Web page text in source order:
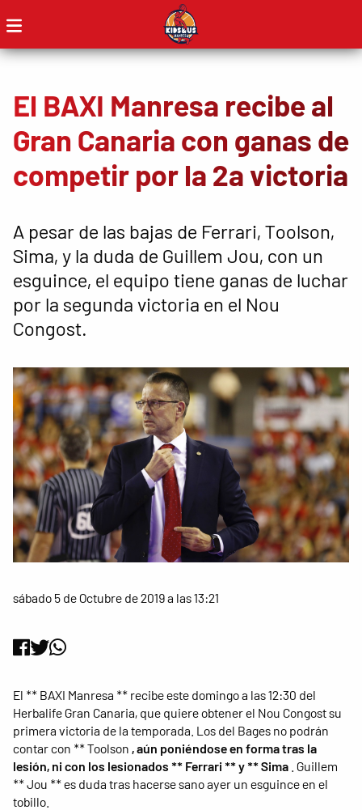
El BAXI Manresa recibe al
Gran Canaria con ganas de
competir por la 2a victoria
A pesar de las bajas de Ferrari, Toolson,
Sima, y ​​la duda de Guillem Jou, con un
esguince, el equipo tiene ganas de luchar
por la segunda victoria en el Nou
Congost.
sábado 5 de Octubre de 2019 a las 13:21
El ** BAXI Manresa ** recibe este domingo a las 12:30 del
Herbalife Gran Canaria, que quiere obtener el Nou Congost su
primera victoria de la temporada. Los del Bages no podrán
contar con ** Toolson , aún poniéndose en forma tras la
lesión, ni con los lesionados ** Ferrari ** y ** Sima . Guillem
** Jou ** es duda tras hacerse sano ayer un esguince en el
tobillo.